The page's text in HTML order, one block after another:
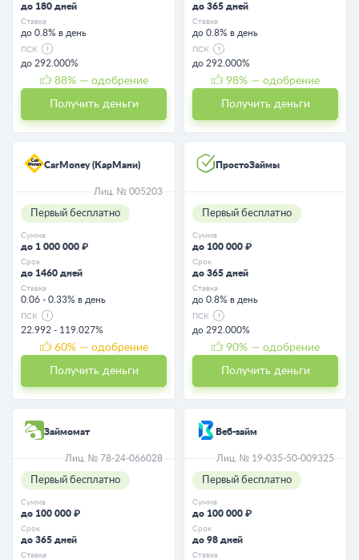
до 180 дней
Ставка
до 0.8% в день
ПСК
до 292.000%
88% — одобрение
Получить деньги
до 365 дней
Ставка
до 0.8% в день
ПСК
до 292.000%
98% — одобрение
Получить деньги
CarMoney (КарМани)
Лиц. № 005203
Первый бесплатно
Сумма
до 1 000 000 ₽
Срок
до 1460 дней
Ставка
0.06 - 0.33% в день
ПСК
22.992 - 119.027%
60% — одобрение
Получить деньги
ПростоЗаймы
Первый бесплатно
Сумма
до 100 000 ₽
Срок
до 365 дней
Ставка
до 0.8% в день
ПСК
до 292.000%
90% — одобрение
Получить деньги
Займомат
Лиц. № 78-24-066028
Первый бесплатно
Сумма
до 100 000 ₽
Срок
до 365 дней
Ставка
Веб-займ
Лиц. № 19-035-50-009325
Первый бесплатно
Сумма
до 100 000 ₽
Срок
до 98 дней
Ставка